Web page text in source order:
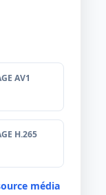
AV1
H.265
média